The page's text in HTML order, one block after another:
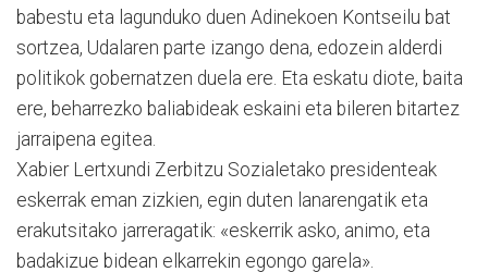
babestu eta lagunduko duen Adinekoen Kontseilu bat
sortzea, Udalaren parte izango dena, edozein alderdi
politikok gobernatzen duela ere. Eta es­ka­tu diote, baita
ere, beha­rrez­ko baliabideak eskaini eta bile­ren bitartez
jarraipena egitea.
Xabier Lertxundi Zerbitzu Sozialetako presidenteak
eske­rrak eman zizkien, egin duten lanarengatik eta
erakutsitako jarreragatik: «eskerrik asko, ani­mo, eta
badakizue bidean elkarrekin egongo garela».